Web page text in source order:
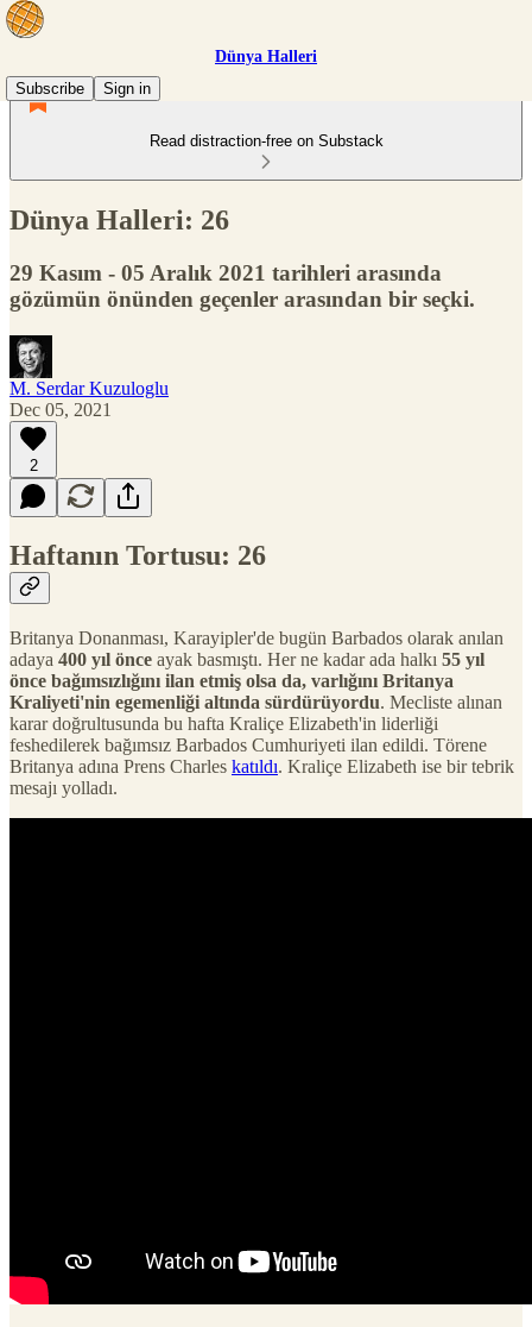
Dünya Halleri
Subscribe
Sign in
Read distraction-free on Substack
Dünya Halleri: 26
29 Kasım - 05 Aralık 2021 tarihleri arasında
gözümün önünden geçenler arasından bir seçki.
M. Serdar Kuzuloglu
Dec 05, 2021
2
Haftanın Tortusu: 26
Britanya Donanması, Karayipler'de bugün Barbados olarak anılan
adaya 400 yıl önce ayak basmıştı. Her ne kadar ada halkı 55 yıl
önce bağımsızlığını ilan etmiş olsa da, varlığını Britanya
Kraliyeti'nin egemenliği altında sürdürüyordu. Mecliste alınan
karar doğrultusunda bu hafta Kraliçe Elizabeth'in liderliği
feshedilerek bağımsız Barbados Cumhuriyeti ilan edildi. Törene
Britanya adına Prens Charles katıldı. Kraliçe Elizabeth ise bir tebrik
mesajı yolladı.